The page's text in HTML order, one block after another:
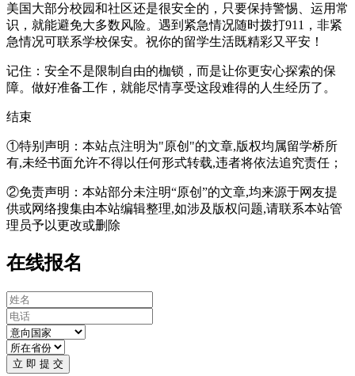
美国大部分校园和社区还是很安全的，只要保持警惕、运用常
识，就能避免大多数风险。遇到紧急情况随时拨打911，非紧
急情况可联系学校保安。祝你的留学生活既精彩又平安！
记住：安全不是限制自由的枷锁，而是让你更安心探索的保
障。做好准备工作，就能尽情享受这段难得的人生经历了。
结束
①特别声明：本站点注明为"原创"的文章,版权均属留学桥所
有,未经书面允许不得以任何形式转载,违者将依法追究责任；
②免责声明：本站部分未注明“原创”的文章,均来源于网友提
供或网络搜集由本站编辑整理,如涉及版权问题,请联系本站管
理员予以更改或删除
在线报名
立 即 提 交